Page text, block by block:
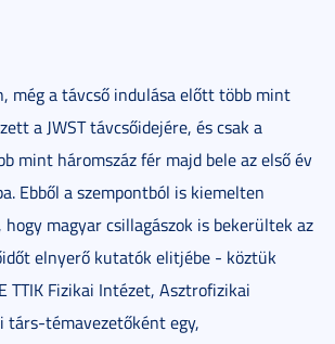
még a távcső indulása előtt több mint
a JWST távcsőidejére, és csak a
mint háromszáz fér majd bele az első év
Ebből a szempontból is kiemelten
magyar csillagászok is bekerültek az
elnyerő kutatók elitjébe - köztük
TTIK Fizikai Intézet, Asztrofizikai
társ-témavezetőként egy,